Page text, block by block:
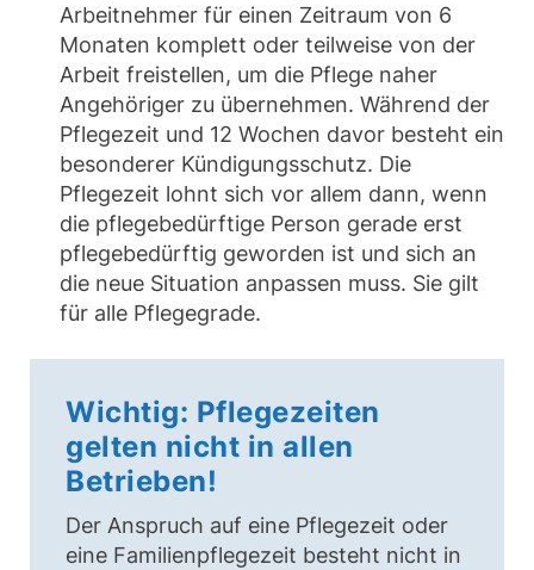
Arbeitnehmer für einen Zeitraum von 6
Monaten komplett oder teilweise von der
Arbeit freistellen, um die Pflege naher
Angehöriger zu übernehmen. Während der
Pflegezeit und 12 Wochen davor besteht ein
besonderer Kündigungsschutz. Die
Pflegezeit lohnt sich vor allem dann, wenn
die pflegebedürftige Person gerade erst
pflegebedürftig geworden ist und sich an
die neue Situation anpassen muss. Sie gilt
für alle Pflegegrade.
Wichtig: Pflegezeiten
gelten nicht in allen
Betrieben!
Der Anspruch auf eine Pflegezeit oder
eine Familienpflegezeit besteht nicht in